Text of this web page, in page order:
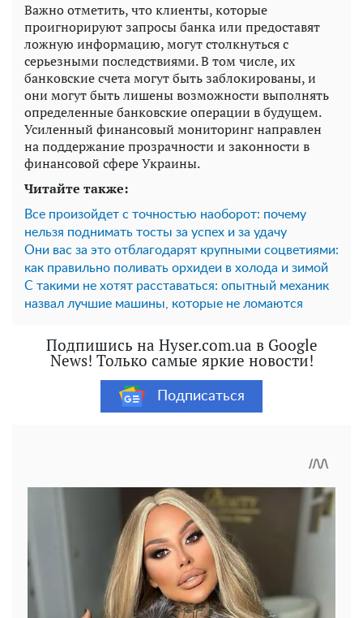
Важно отметить, что клиенты, которые
проигнорируют запросы банка или предоставят
ложную информацию, могут столкнуться с
серьезными последствиями. В том числе, их
банковские счета могут быть заблокированы, и
они могут быть лишены возможности выполнять
определенные банковские операции в будущем.
Усиленный финансовый мониторинг направлен
на поддержание прозрачности и законности в
финансовой сфере Украины.
Читайте также:
Все произойдет с точностью наоборот: почему
нельзя поднимать тосты за успех и за удачу
Они вас за это отблагодарят крупными соцветиями:
как правильно поливать орхидеи в холода и зимой
С такими не хотят расставаться: опытный механик
назвал лучшие машины, которые не ломаются
Подпишись на Hyser.com.ua в Google
News! Только самые яркие новости!
Подписаться